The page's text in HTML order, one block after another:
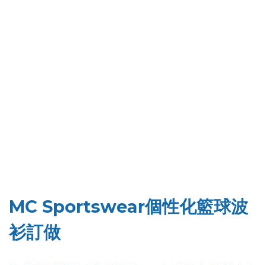
MC Sportswear個性化籃球波
衫訂做